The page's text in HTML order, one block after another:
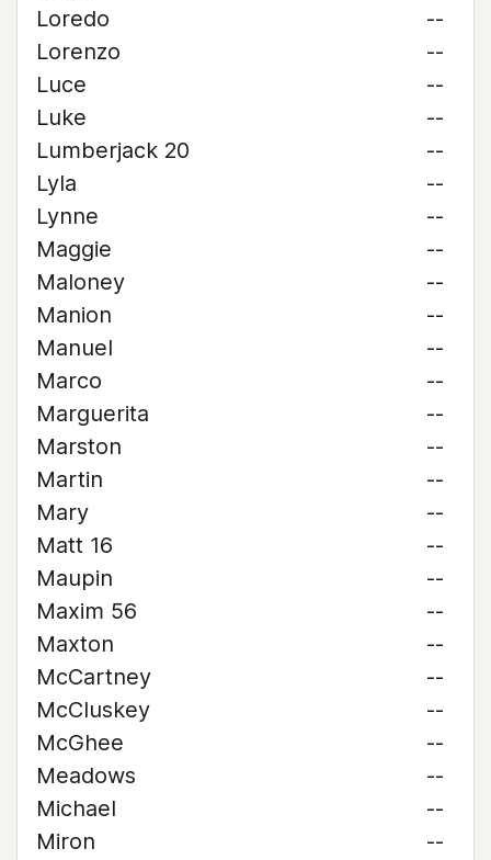
Loredo
--
Lorenzo
--
Luce
--
Luke
--
Lumberjack 20
--
Lyla
--
Lynne
--
Maggie
--
Maloney
--
Manion
--
Manuel
--
Marco
--
Marguerita
--
Marston
--
Martin
--
Mary
--
Matt 16
--
Maupin
--
Maxim 56
--
Maxton
--
McCartney
--
McCluskey
--
McGhee
--
Meadows
--
Michael
--
Miron
--